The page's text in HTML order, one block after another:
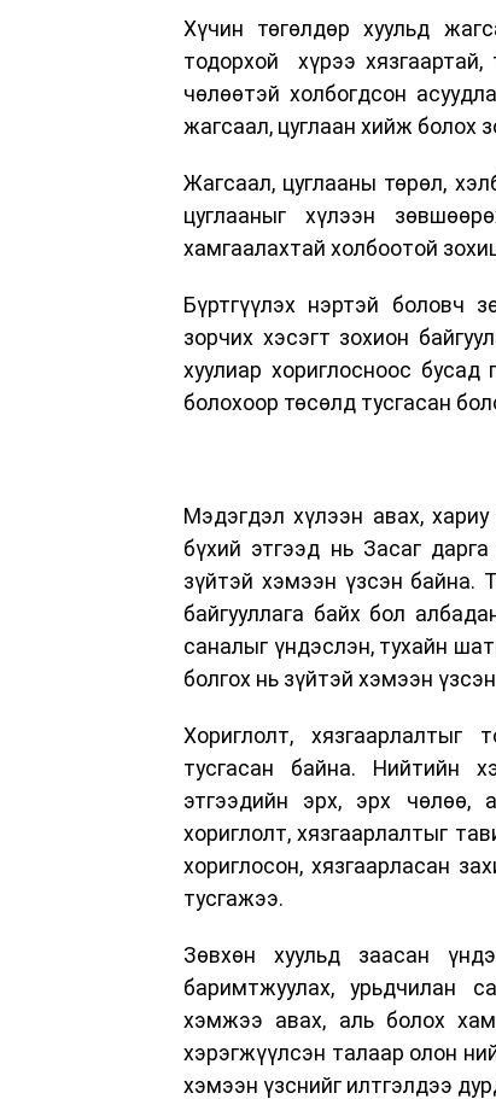
Хүчин төгөлдөр хуульд
тодорхой хүрээ хязгаартай,
чөлөөтэй холбогдсон
жагсаал, цуглаан хийж болох
Жагсаал, цуглааны төрөл,
цуглааныг хүлээн
хамгаалахтай холбоотой
Бүртгүүлэх нэртэй боловч
зорчих хэсэгт зохион
хуулиар хориглосноос бусад
болохоор төсөлд тусгасан
Мэдэгдэл хүлээн авах,
бүхий этгээд нь Засаг
зүйтэй хэмээн үзсэн байна.
байгууллага байх бол
саналыг үндэслэн, тухайн
болгох нь зүйтэй хэмээн
Хориглолт, хязгаарлалтыг
тусгасан байна. Нийтийн
этгээдийн эрх, эрх чөлөө,
хориглолт, хязгаарлалтыг
хориглосон, хязгаарласан
тусгажээ.
Зөвхөн хуульд заасан
баримтжуулах, урьдчилан
хэмжээ авах, аль болох
хэрэгжүүлсэн талаар олон
хэмээн үзснийг илтгэлдээ